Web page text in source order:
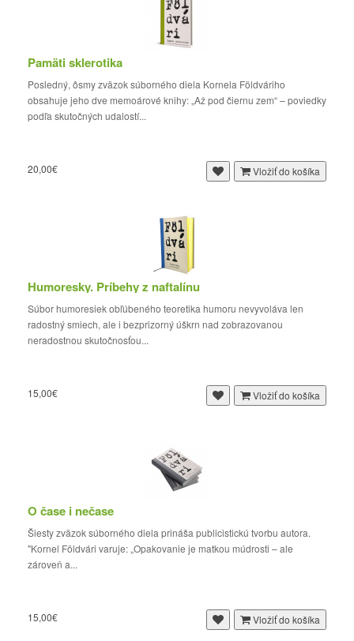
Pamäti sklerotika
Posledný, ôsmy zväzok súborného diela Kornela Földváriho
obsahuje jeho dve memoárové knihy: „Až pod čiernu zem“ – poviedky
podľa skutočných udalostí...
20,00€ Vložiť do košíka
Humoresky. Príbehy z naftalínu
Súbor humoresiek obľúbeného teoretika humoru nevyvoláva len
radostný smiech, ale i bezprizorný úškrn nad zobrazovanou
neradostnou skutočnosťou...
15,00€ Vložiť do košíka
O čase i nečase
Šiesty zväzok súborného diela prináša publicistickú tvorbu autora.
"Kornel Földvári varuje: „Opakovanie je matkou múdrosti – ale
zároveň a...
15,00€ Vložiť do košíka